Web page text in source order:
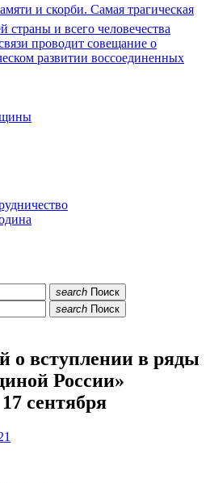
и скорби. Самая трагическая
страны и всего человечества
проводит совещание о
развитии воссоединенных
search Поиск
search Поиск
о вступлении в ряды
России»
сентября